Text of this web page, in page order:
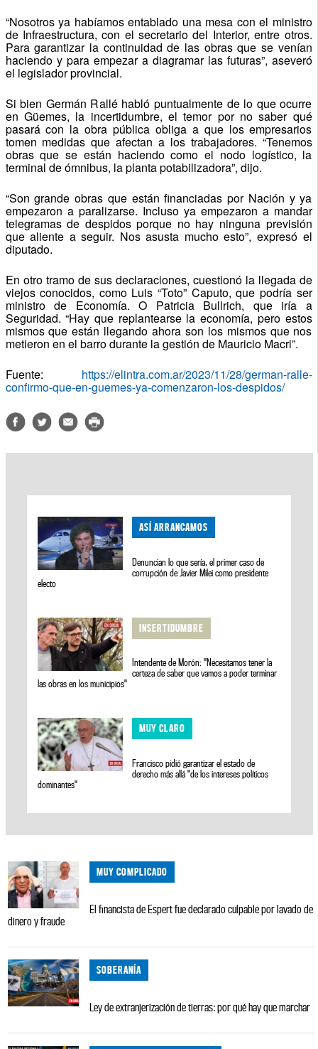
“Nosotros ya habíamos entablado una mesa con el ministro
de Infraestructura, con el secretario del Interior, entre otros.
Para garantizar la continuidad de las obras que se venían
haciendo y para empezar a diagramar las futuras”, aseveró
el legislador provincial.
Si bien Germán Rallé habló puntualmente de lo que ocurre
en Güemes, la incertidumbre, el temor por no saber qué
pasará con la obra pública obliga a que los empresarios
tomen medidas que afectan a los trabajadores. “Tenemos
obras que se están haciendo como el nodo logístico, la
terminal de ómnibus, la planta potabilizadora”, dijo.
“Son grande obras que están financiadas por Nación y ya
empezaron a paralizarse. Incluso ya empezaron a mandar
telegramas de despidos porque no hay ninguna previsión
que aliente a seguir. Nos asusta mucho esto”, expresó el
diputado.
En otro tramo de sus declaraciones, cuestionó la llegada de
viejos conocidos, como Luis “Toto” Caputo, que podría ser
ministro de Economía. O Patricia Bullrich, que iría a
Seguridad. “Hay que replantearse la economía, pero estos
mismos que están llegando ahora son los mismos que nos
metieron en el barro durante la gestión de Mauricio Macri”.
Fuente: https://elintra.com.ar/2023/11/28/german-ralle-
confirmo-que-en-guemes-ya-comenzaron-los-despidos/
ASÍ ARRANCAMOS
Denuncian lo que sería, el primer caso de
corrupción de Javier Milei como presidente
electo
INSERTIDUMBRE
Intendente de Morón: "Necesitamos tener la
certeza de saber que vamos a poder terminar
las obras en los municipios"
MUY CLARO
Francisco pidió garantizar el estado de
derecho más allá "de los intereses políticos
dominantes"
MUY COMPLICADO
El financista de Espert fue declarado culpable por lavado de
dinero y fraude
SOBERANÍA
Ley de extranjerización de tierras: por qué hay que marchar